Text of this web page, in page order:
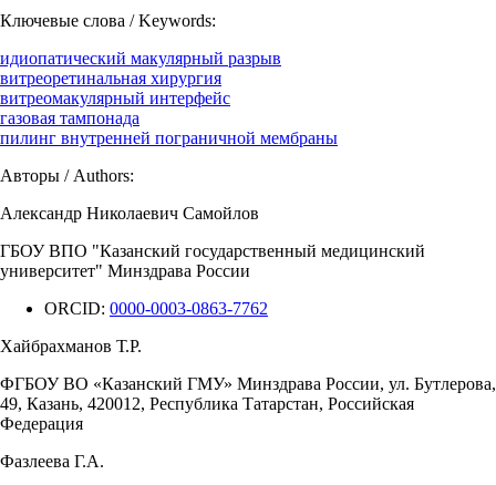
Ключевые слова / Keywords:
идиопатический макулярный разрыв
витреоретинальная хирургия
витреомакулярный интерфейс
газовая тампонада
пилинг внутренней пограничной мембраны
Авторы / Authors:
Александр Николаевич Самойлов
ГБОУ ВПО "Казанский государственный медицинский
университет" Минздрава России
ORCID: 0000-0003-0863-7762
Хайбрахманов Т.Р.
ФГБОУ ВО «Казанский ГМУ» Минздрава России, ул. Бутлерова,
49, Казань, 420012, Республика Татарстан, Российская
Федерация
Фазлеева Г.А.